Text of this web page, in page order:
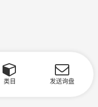
类目 发送询盘